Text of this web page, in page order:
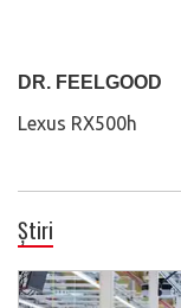
DR. FEELGOOD
Lexus RX500h
Știri